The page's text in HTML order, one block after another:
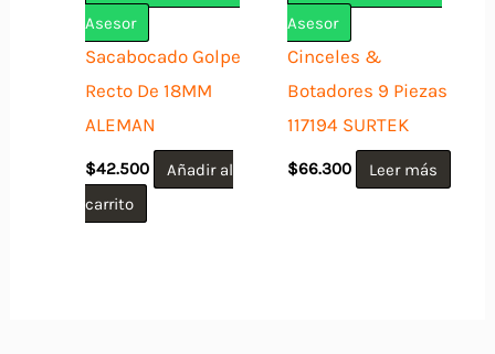
Asesor
Sacabocado Golpe
Recto De 18MM
ALEMAN
$42.500
Añadir al
carrito
Asesor
Cinceles &
Botadores 9 Piezas
117194 SURTEK
$66.300 Leer más